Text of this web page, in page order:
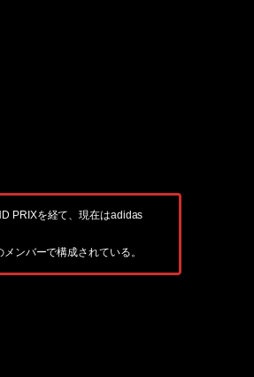
PRIXを経て、現在はadidas
ンバーで構成されている。